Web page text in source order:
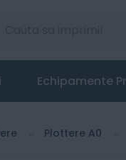
Echipamente
Plottere A0